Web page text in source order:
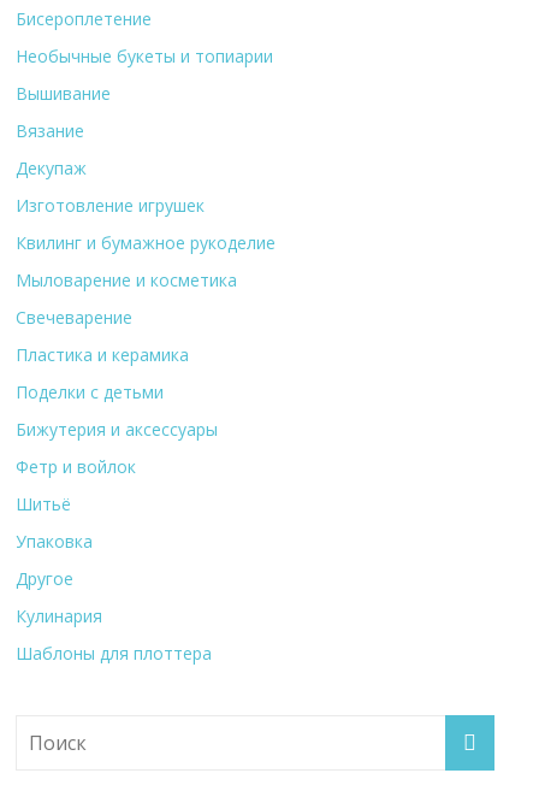
Бисероплетение
Необычные букеты и топиарии
Вышивание
Вязание
Декупаж
Изготовление игрушек
Квилинг и бумажное рукоделие
Мыловарение и косметика
Свечеварение
Пластика и керамика
Поделки с детьми
Бижутерия и аксессуары
Фетр и войлок
Шитьё
Упаковка
Другое
Кулинария
Шаблоны для плоттера